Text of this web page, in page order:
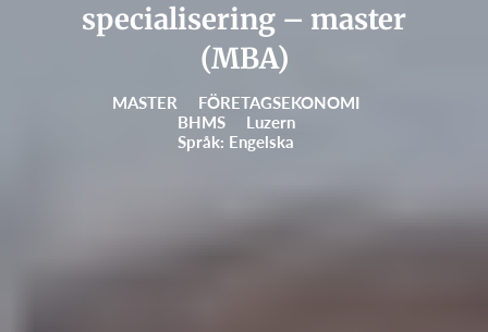
specialisering – master
(MBA)
MASTER
FÖRETAGSEKONOMI
BHMS
Luzern
Språk: Engelska